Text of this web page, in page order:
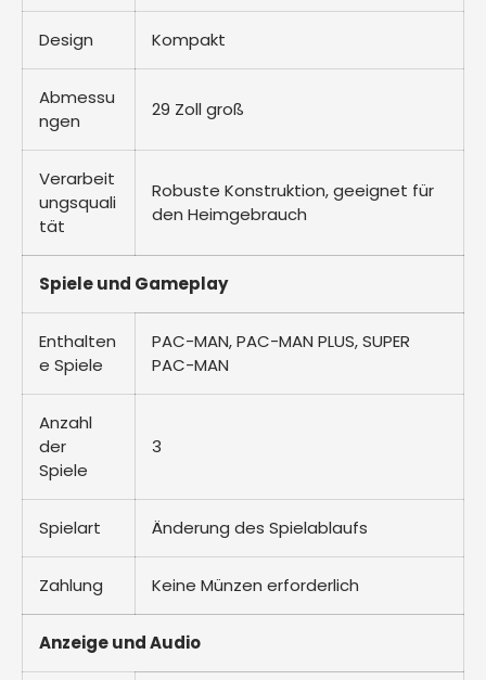
Design Kompakt
Abmessu
ngen
29 Zoll groß
Verarbeit
ungsquali
tät
Robuste Konstruktion, geeignet für
den Heimgebrauch
Spiele und Gameplay
Enthalten
e Spiele
PAC-MAN, PAC-MAN PLUS, SUPER
PAC-MAN
Anzahl
der
Spiele
3
Spielart Änderung des Spielablaufs
Zahlung Keine Münzen erforderlich
Anzeige und Audio